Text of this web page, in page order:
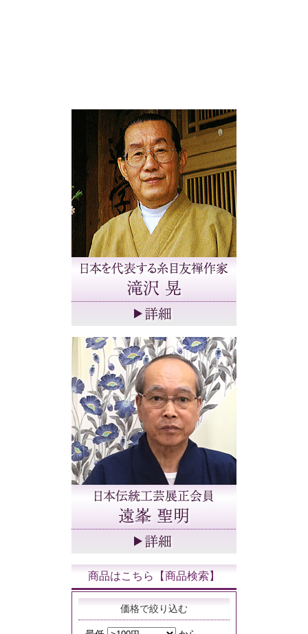
商品はこちら【商品検索】
価格で絞り込む